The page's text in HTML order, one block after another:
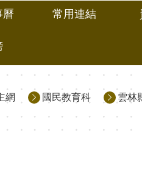
曆 常用連結
網 國民教育科 雲林